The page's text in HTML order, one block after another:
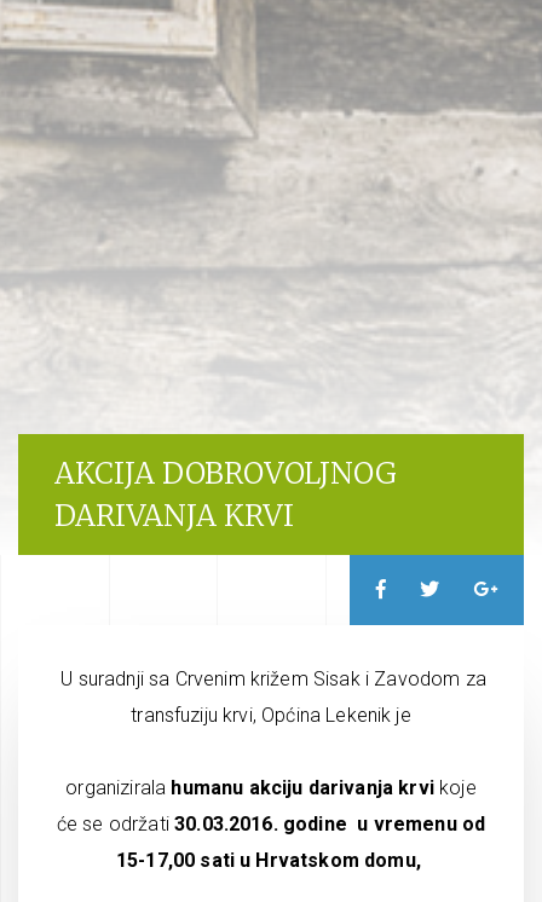
AKCIJA DOBROVOLJNOG
DARIVANJA KRVI
U suradnji sa Crvenim križem Sisak i Zavodom za
transfuziju krvi, Općina Lekenik je
organizirala humanu akciju darivanja krvi koje
će se održati30.03.2016. godine u vremenu od
15-17,00 sati u Hrvatskom domu,